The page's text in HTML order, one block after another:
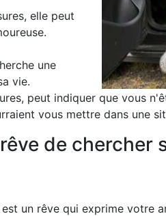
elle peut
une
vie.
peut indiquer que vous
vous mettre dans une
de chercher
un rêve qui exprime votre